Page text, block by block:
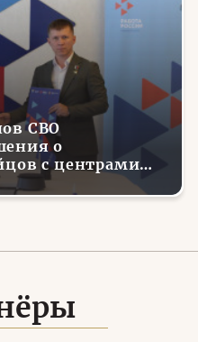
СВО
о
с центрами
России